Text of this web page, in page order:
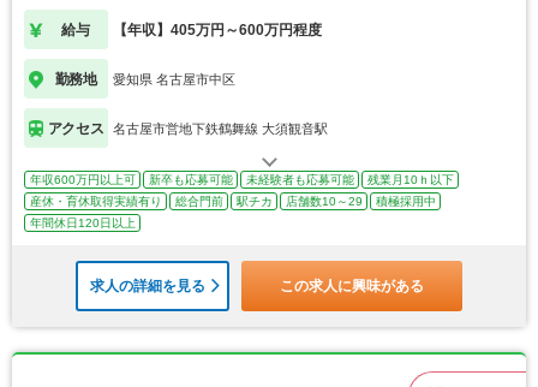
ト！
給与 【年収】405万円～600万円程度
勤務地 愛知県 名古屋市中区
アクセス 名古屋市営地下鉄鶴舞線 大須観音駅
年収600万円以上可 新卒も応募可能 未経験者も応募可能
残業月10ｈ以下
産休・育休取得実績有り
総合門前 駅チカ 店舗数10～29
積極採用中
年間休日120日以上
求人の詳細を見る この求人に興味がある